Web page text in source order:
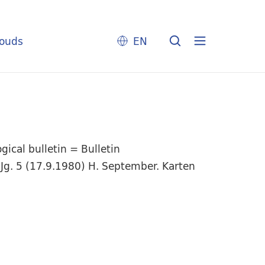
EN
bulletin = Bulletin
5 (17.9.1980) H. September. Karten